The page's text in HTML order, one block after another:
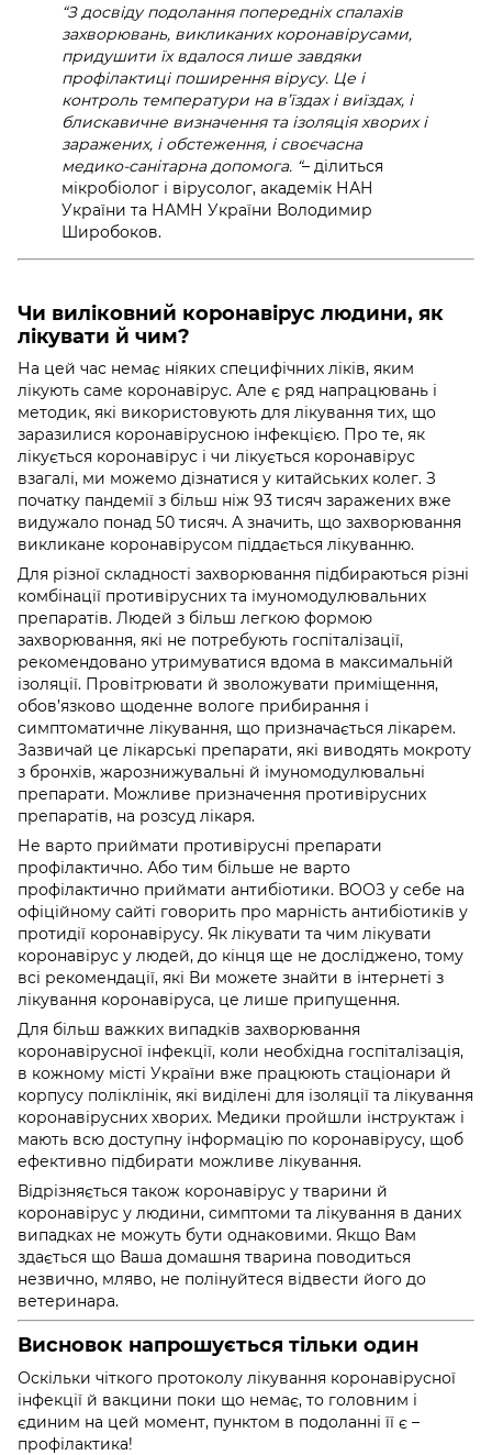
“З досвіду подолання попередніх спалахів
захворювань, викликаних коронавірусами,
придушити їх вдалося лише завдяки
профілактиці поширення вірусу. Це і
контроль температури на в’їздах і виїздах, і
блискавичне визначення та ізоляція хворих і
заражених, і обстеження, і своєчасна
медико-санітарна допомога. “– ділиться
мікробіолог і вірусолог, академік НАН
України та НАМН України Володимир
Широбоков.
Чи виліковний коронавірус людини, як
лікувати й чим?
На цей час немає ніяких специфічних ліків, яким
лікують саме коронавірус. Але є ряд напрацювань і
методик, які використовують для лікування тих, що
заразилися коронавірусною інфекцією. Про те, як
лікується коронавірус і чи лікується коронавірус
взагалі, ми можемо дізнатися у китайських колег. З
початку пандемії з більш ніж 93 тисяч заражених вже
видужало понад 50 тисяч. А значить, що захворювання
викликане коронавірусом піддається лікуванню.
Для різної складності захворювання підбираються різні
комбінації противірусних та імуномодулювальних
препаратів. Людей з більш легкою формою
захворювання, які не потребують госпіталізації,
рекомендовано утримуватися вдома в максимальній
ізоляції. Провітрювати й зволожувати приміщення,
обов’язково щоденне вологе прибирання і
симптоматичне лікування, що призначається лікарем.
Зазвичай це лікарські препарати, які виводять мокроту
з бронхів, жарознижувальні й імуномодулювальні
препарати. Можливе призначення противірусних
препаратів, на розсуд лікаря.
Не варто приймати противірусні препарати
профілактично. Або тим більше не варто
профілактично приймати антибіотики. ВООЗ у себе на
офіційному сайті говорить про марність антибіотиків у
протидії коронавірусу. Як лікувати та чим лікувати
коронавірус у людей, до кінця ще не досліджено, тому
всі рекомендації, які Ви можете знайти в інтернеті з
лікування коронавіруса, це лише припущення.
Для більш важких випадків захворювання
коронавірусної інфекції, коли необхідна госпіталізація,
в кожному місті України вже працюють стаціонари й
корпусу поліклінік, які виділені для ізоляції та лікування
коронавірусних хворих. Медики пройшли інструктаж і
мають всю доступну інформацію по коронавірусу, щоб
ефективно підбирати можливе лікування.
Відрізняється також коронавірус у тварини й
коронавірус у людини, симптоми та лікування в даних
випадках не можуть бути однаковими. Якщо Вам
здається що Ваша домашня тварина поводиться
незвично, мляво, не полінуйтеся відвести його до
ветеринара.
Висновок напрошується тільки один
Оскільки чіткого протоколу лікування коронавірусної
інфекції й вакцини поки що немає, то головним і
єдиним на цей момент, пунктом в подоланні її є –
профілактика!